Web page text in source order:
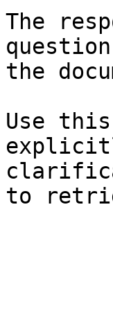
The
the
Use